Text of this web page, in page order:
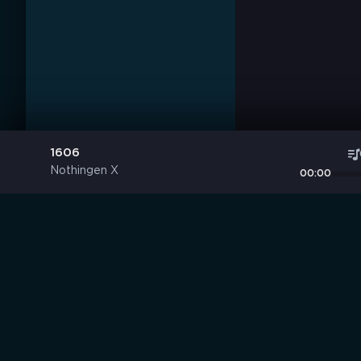
1606
Nothingen X 00:00